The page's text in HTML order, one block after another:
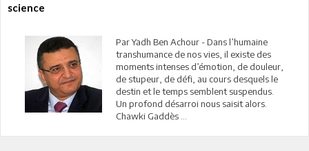
science
Par Yadh Ben Achour - Dans l’humaine
transhumance de nos vies, il existe des
moments intenses d’émotion, de douleur,
de stupeur, de défi, au cours desquels le
destin et le temps semblent suspendus.
Un profond désarroi nous saisit alors.
Chawki Gaddès ...